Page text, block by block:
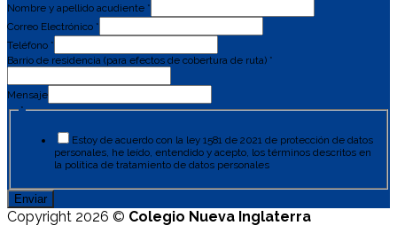
Nombre y apellido acudiente *
Correo Electrónico *
Teléfono *
Barrio de residencia (para efectos de cobertura de ruta) *
Mensaje
*
Estoy de acuerdo con la ley 1581 de 2021 de protección de datos
personales, he leído, entendido y acepto, los términos descritos en
la política de tratamiento de datos personales
Enviar
Copyright 2026 © Colegio Nueva Inglaterra